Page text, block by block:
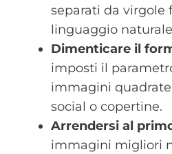
separati da virgole
linguaggio
Dimenticare il
imposti il
immagini
social o copertine.
Arrendersi al
immagini migliori